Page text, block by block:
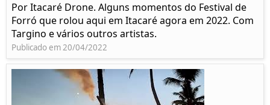
Por Itacaré Drone. Alguns momentos do Festival de
Forró que rolou aqui em Itacaré agora em 2022. Com
Targino e vários outros artistas.
Publicado em 20/04/2022